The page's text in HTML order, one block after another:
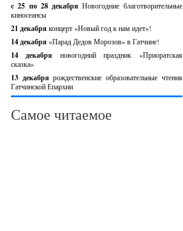
c 25 по 28 декабряНовогодние благотворительные
киносеансы
21 декабря концерт «Новый год к нам идет»!
14 декабря «Парад Дедов Морозов» в Гатчине!
14 декабря новогодний праздник «Приоратская
сказка»
13 декабрярождественские образовательные чтения
Гатчинской Епархии
Самое читаемое